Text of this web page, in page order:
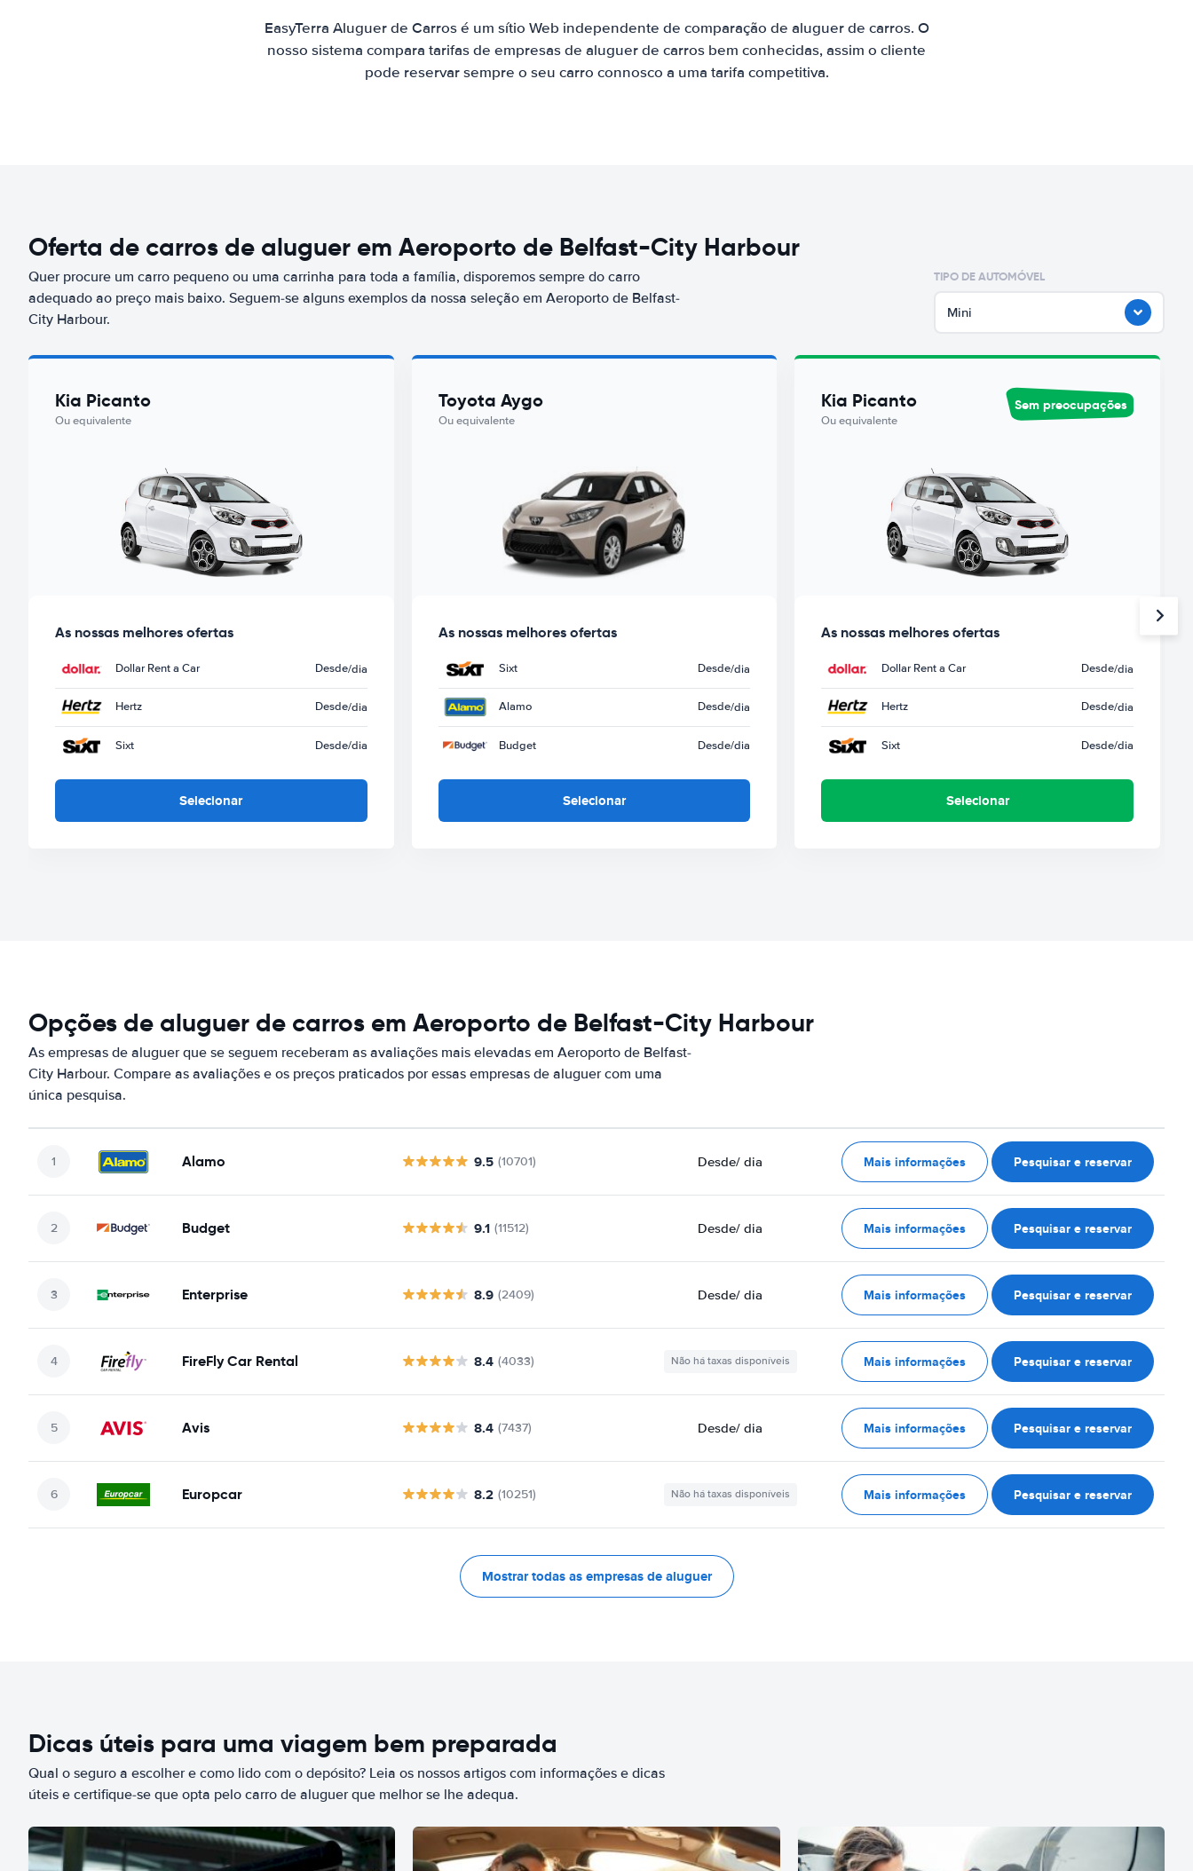
EasyTerra Aluguer de Carros é um sítio Web independente de comparação de aluguer de carros. O
nosso sistema compara tarifas de empresas de aluguer de carros bem conhecidas, assim o cliente
pode reservar sempre o seu carro connosco a uma tarifa competitiva.
Oferta de carros de aluguer em Aeroporto de Belfast-City Harbour
Quer procure um carro pequeno ou uma carrinha para toda a família, disporemos sempre do carro
adequado ao preço mais baixo. Seguem-se alguns exemplos da nossa seleção em Aeroporto de Belfast-
City Harbour.
TIPO DE AUTOMÓVEL
Mini
Kia Picanto
Ou equivalente
As nossas melhores ofertas
Dollar Rent a Car Desde/dia
Hertz Desde/dia
Sixt Desde/dia
Selecionar
Toyota Aygo
Ou equivalente
As nossas melhores ofertas
Sixt Desde/dia
Alamo Desde/dia
Budget Desde/dia
Selecionar
Kia Picanto
Ou equivalente
Sem preocupações
As nossas melhores ofertas
Dollar Rent a Car Desde/dia
Hertz Desde/dia
Sixt Desde/dia
Selecionar
Opções de aluguer de carros em Aeroporto de Belfast-City Harbour
As empresas de aluguer que se seguem receberam as avaliações mais elevadas em Aeroporto de Belfast-
City Harbour. Compare as avaliações e os preços praticados por essas empresas de aluguer com uma
única pesquisa.
Alamo 9.5 (10701) Desde/ dia Mais informações Pesquisar e reservar
Budget 9.1 (11512) Desde/ dia Mais informações Pesquisar e reservar
Enterprise 8.9 (2409) Desde/ dia Mais informações Pesquisar e reservar
FireFly Car Rental 8.4 (4033) Não há taxas disponíveis Mais informações Pesquisar e reservar
Avis 8.4 (7437) Desde/ dia Mais informações Pesquisar e reservar
Europcar 8.2 (10251) Não há taxas disponíveis Mais informações Pesquisar e reservar
Mostrar todas as empresas de aluguer
Dicas úteis para uma viagem bem preparada
Qual o seguro a escolher e como lido com o depósito? Leia os nossos artigos com informações e dicas
úteis e certifique-se que opta pelo carro de aluguer que melhor se lhe adequa.